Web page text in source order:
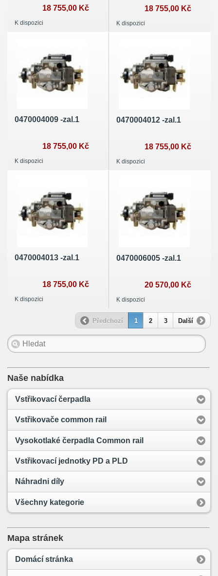
18 755,00 Kč
K dispozici
18 755,00 Kč
K dispozici
0470004009 -zal.1
18 755,00 Kč
K dispozici
0470004012 -zal.1
18 755,00 Kč
K dispozici
0470004013 -zal.1
18 755,00 Kč
K dispozici
0470006005 -zal.1
20 570,00 Kč
K dispozici
Předchozí 1 2 3 Další
Naše nabídka
Vstřikovací čerpadla
Vstřikovače common rail
Vysokotlaké čerpadla Common rail
Vstřikovací jednotky PD a PLD
Náhradni díly
Všechny kategorie
Mapa stránek
Domácí stránka